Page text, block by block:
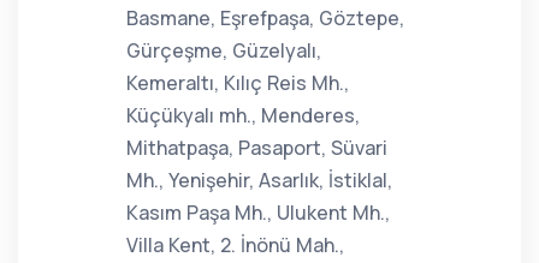
Basmane, Eşrefpaşa, Göztepe,
Gürçeşme, Güzelyalı,
Kemeraltı, Kılıç Reis Mh.,
Küçükyalı mh., Menderes,
Mithatpaşa, Pasaport, Süvari
Mh., Yenişehir, Asarlık, İstiklal,
Kasım Paşa Mh., Ulukent Mh.,
Villa Kent, 2. İnönü Mah.,